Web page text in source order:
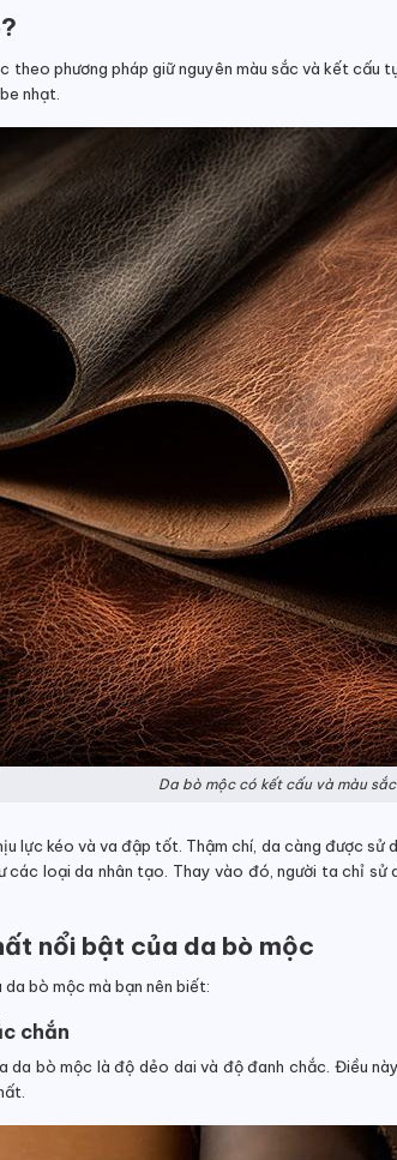
phương pháp giữ nguyên màu sắc và kết cấu
nhạt.
Da bò mộc có kết cấu và màu
lực kéo và va đập tốt. Thậm chí, da càng được sử
loại da nhân tạo. Thay vào đó, người ta chỉ sử
nổi bật của da bò mộc
bò mộc mà bạn nên biết:
chắn
bò mộc là độ dẻo dai và độ đanh chắc. Điều